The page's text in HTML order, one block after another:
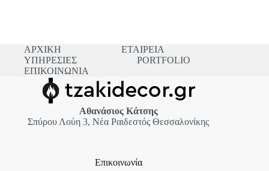
ΑΡΧΙΚΗ
ΕΤΑΙΡΕΙΑ
ΥΠΗΡΕΣΙΕΣ
PORTFOLIO
ΕΠΙΚΟΙΝΩΝΙΑ
Αθανάσιος Κάτσης
Σπύρου Λούη 3, Νέα Ραιδεστός Θεσσαλονίκης
Επικοινωνία